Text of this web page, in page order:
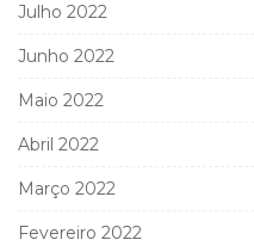
Julho 2022
Junho 2022
Maio 2022
Abril 2022
Março 2022
Fevereiro 2022